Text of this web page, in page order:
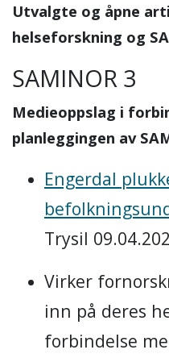
Utvalgte og åpne
helseforskning og
SAMINOR 3
Medieoppslag i
planleggingen av
Engerdal
Trysil
Virker
inn på deres
forbindelse